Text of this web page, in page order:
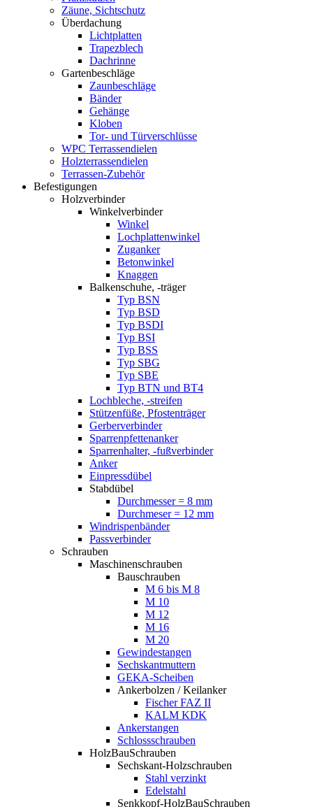
Zäune, Sichtschutz
Überdachung
Lichtplatten
Trapezblech
Dachrinne
Gartenbeschläge
Zaunbeschläge
Bänder
Gehänge
Kloben
Tor- und Türverschlüsse
WPC Terrassendielen
Holzterrassendielen
Terrassen-Zubehör
Befestigungen
Holzverbinder
Winkelverbinder
Winkel
Lochplattenwinkel
Zuganker
Betonwinkel
Knaggen
Balkenschuhe, -träger
Typ BSN
Typ BSD
Typ BSDI
Typ BSI
Typ BSS
Typ SBG
Typ SBE
Typ BTN und BT4
Lochbleche, -streifen
Stützenfüße, Pfostenträger
Gerberverbinder
Sparrenpfettenanker
Sparrenhalter, -fußverbinder
Anker
Einpressdübel
Stabdübel
Durchmesser = 8 mm
Durchmeser = 12 mm
Windrispenbänder
Passverbinder
Schrauben
Maschinenschrauben
Bauschrauben
M 6 bis M 8
M 10
M 12
M 16
M 20
Gewindestangen
Sechskantmuttern
GEKA-Scheiben
Ankerbolzen / Keilanker
Fischer FAZ II
KALM KDK
Ankerstangen
Schlossschrauben
HolzBauSchrauben
Sechskant-Holzschrauben
Stahl verzinkt
Edelstahl
Senkkopf-HolzBauSchrauben